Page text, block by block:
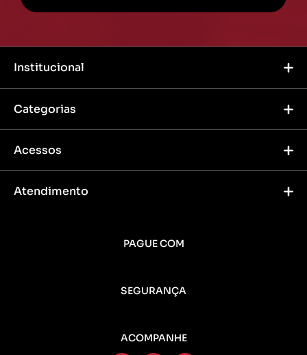
Institucional
Categorias
Acessos
Atendimento
PAGUE COM
SEGURANÇA
ACOMPANHE